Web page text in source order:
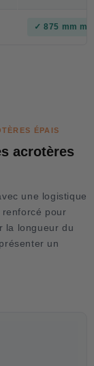
✓ 875 mm
ÉPAIS
acrotères
une logistique
pour
la longueur du
un